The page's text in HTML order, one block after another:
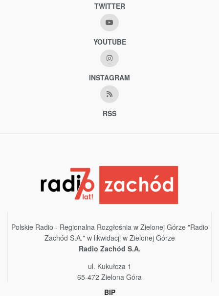
TWITTER
YOUTUBE
INSTAGRAM
RSS
Polskie Radio - Regionalna Rozgłośnia w Zielonej Górze "Radio
Zachód S.A." w likwidacji w Zielonej Górze
Radio Zachód S.A.
ul. Kukułcza 1
65-472 Zielona Góra
BIP